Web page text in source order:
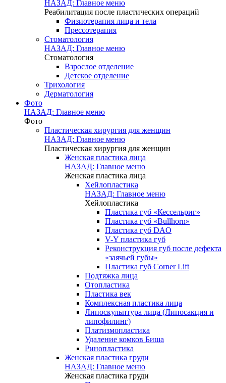
НАЗАД: Главное меню
Реабилитация после пластических операций
Физиотерапия лица и тела
Прессотерапия
Стоматология
НАЗАД: Главное меню
Стоматология
Взрослое отделение
Детское отделение
Трихология
Дерматология
Фото
НАЗАД: Главное меню
Фото
Пластическая хирургия для женщин
НАЗАД: Главное меню
Пластическая хирургия для женщин
Женская пластика лица
НАЗАД: Главное меню
Женская пластика лица
Хейлопластика
НАЗАД: Главное меню
Хейлопластика
Пластика губ «Кессельриг»
Пластика губ «Bullhorn»
Пластика губ DAO
V-Y пластика губ
Реконструкция губ после дефекта
«заячьей губы»
Пластика губ Corner Lift
Подтяжка лица
Отопластика
Пластика век
Комплексная пластика лица
Липоскульптура лица (Липосакция и
липофилинг)
Платизмопластика
Удаление комков Биша
Ринопластика
Женская пластика груди
НАЗАД: Главное меню
Женская пластика груди